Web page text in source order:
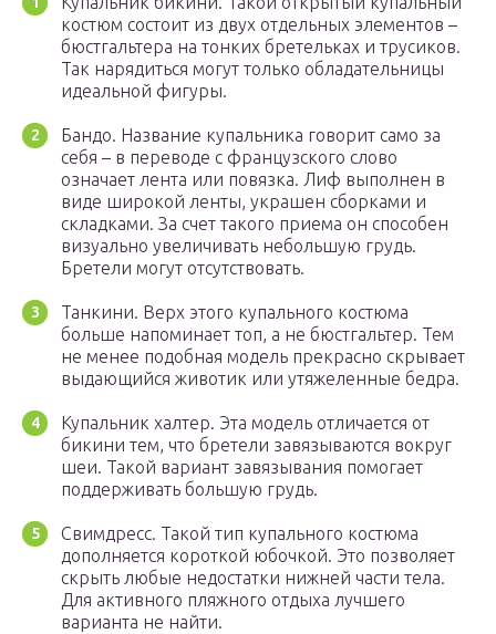
костюм состоит из двух отдельных элементов –
бюстгальтера на тонких бретельках и трусиков.
Так нарядиться могут только обладательницы
идеальной фигуры.
Бандо. Название купальника говорит само за
себя – в переводе с французского слово
означает лента или повязка. Лиф выполнен в
виде широкой ленты, украшен сборками и
складками. За счет такого приема он способен
визуально увеличивать небольшую грудь.
Бретели могут отсутствовать.
Танкини. Верх этого купального костюма
больше напоминает топ, а не бюстгальтер. Тем
не менее подобная модель прекрасно скрывает
выдающийся животик или утяжеленные бедра.
Купальник халтер. Эта модель отличается от
бикини тем, что бретели завязываются вокруг
шеи. Такой вариант завязывания помогает
поддерживать большую грудь.
Свимдресс. Такой тип купального костюма
дополняется короткой юбочкой. Это позволяет
скрыть любые недостатки нижней части тела.
Для активного пляжного отдыха лучшего
варианта не найти.